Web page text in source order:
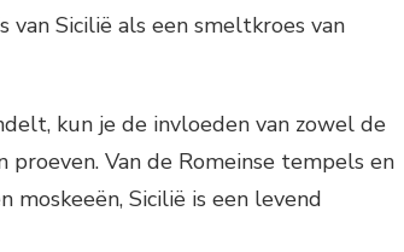
van Sicilië als een smeltkroes van
kun je de invloeden van zowel de
Van de Romeinse tempels en
Sicilië is een levend